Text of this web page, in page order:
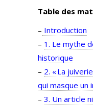
Table des
– Introduction
– 1. Le mythe
historique
– 2. « La
qui masque un
– 3. Un article